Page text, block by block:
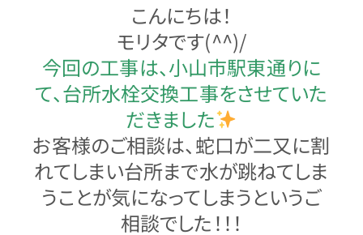
こんにちは！
モリタです(^^)/
今回の工事は、小山市駅東通りに
て、台所水栓交換工事をさせていた
だきました
お客様のご相談は、蛇口が二又に割
れてしまい台所まで水が跳ねてしま
うことが気になってしまうというご
相談でした！！！